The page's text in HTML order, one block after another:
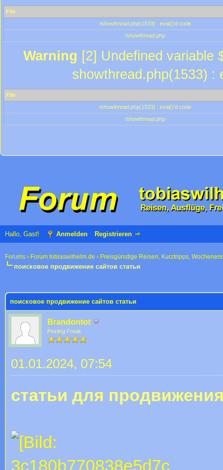
File
/showthread.php(1533) : eval()'d code
/showthread.php
Warning [2] Undefined variable
showthread.php(1533) :
File
/showthread.php(1533) : eval()'d code
/showthread.php
Hallo, Gast! Anmelden Registrieren
Forums › Forum tobiaswilhelm.de › Preisgünstige Reisen, Kurztripps,
поисковое продвижение сайтов статьи
поисковое продвижение сайтов статьи
Brandontot
Posting Freak
01.01.2024, 07:54
статьи для